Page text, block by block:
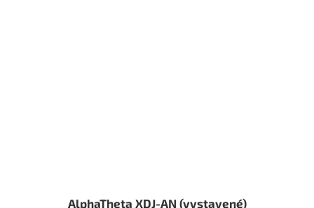
AlphaTheta XDJ-AN (vystavené)